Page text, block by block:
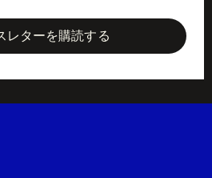
レターを購読する